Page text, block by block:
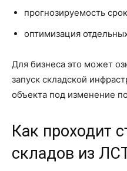
прогнозируемость
оптимизация
Для бизнеса это может
запуск складской
объекта под изменение
Как проходит
складов из